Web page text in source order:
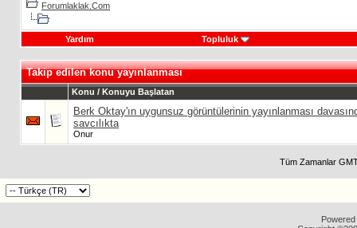
Forumlaklak.Com
Yardım Topluluk
Takip edilen konu yayınlanması
Konu / Konuyu Başlatan
Berk Oktay'ın uygunsuz görüntülerinin yayınlanması
savcılıkta
Onur
Tüm Zamanlar